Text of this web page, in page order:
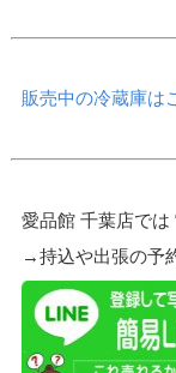
販売中の冷蔵庫は
愛品館 千葉店では
→持込や出張の予